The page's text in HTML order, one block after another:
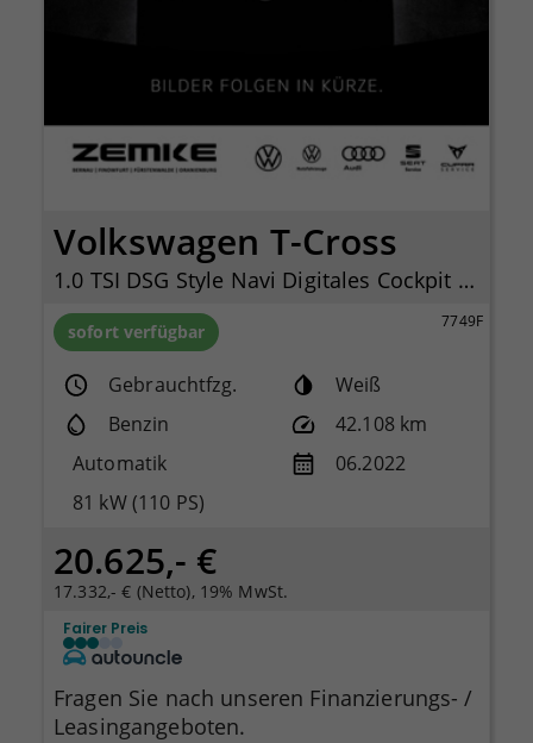
Volkswagen T-Cross
1.0 TSI DSG Style Navi Digitales Cockpit LED Dyn. Kurvenlicht Sperrdiff.
sofort verfügbar 7749F
Gebrauchtfzg.
Weiß
Benzin
42.108 km
Automatik
06.2022
81 kW (110 PS)
20.625,- €
17.332,- € (Netto), 19% MwSt.
Fairer Preis
Fragen Sie nach unseren Finanzierungs- /
Leasingangeboten.